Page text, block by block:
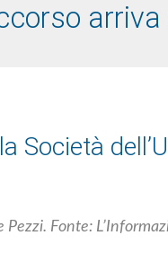
Società
Fonte: